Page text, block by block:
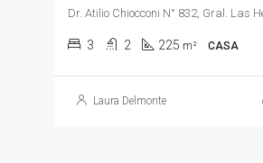
3 2 225 m² CASA
Laura Delmonte